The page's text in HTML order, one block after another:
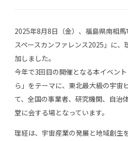
2025年8月8日（金）、福島県南相
スペースカンファレンス2025」に、
加しました。
今年で3回目の開催となる本イベン
ら」をテーマに、東北最大級の宇宙
て、全国の事業者、研究機関、自治
堂に会する場となっています。
理経は、宇宙産業の発展と地域創生